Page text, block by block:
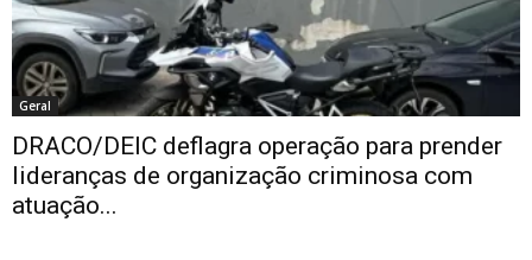
Geral
DRACO/DEIC deflagra operação para prender
lideranças de organização criminosa com
atuação...